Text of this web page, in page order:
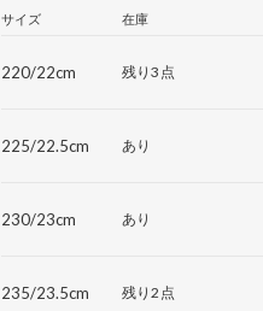
サイズ 在庫
220/22cm 残り3点
225/22.5cm あり
230/23cm あり
235/23.5cm 残り2点